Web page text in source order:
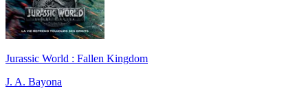
Jurassic World : Fallen Kingdom
J. A. Bayona